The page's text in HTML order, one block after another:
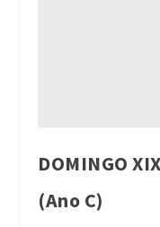
DOMINGO
(Ano C)